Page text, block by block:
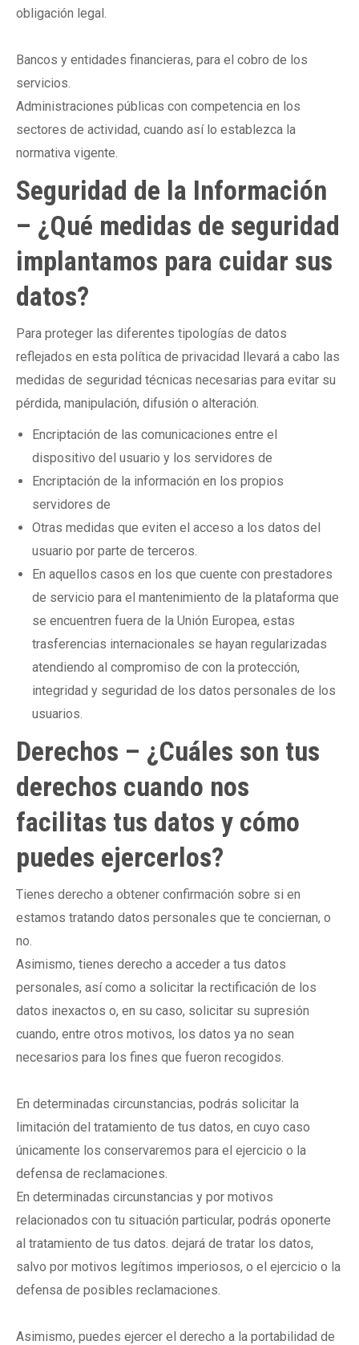
obligación legal.
Bancos y entidades financieras, para el cobro de los
servicios.
Administraciones públicas con competencia en los
sectores de actividad, cuando así lo establezca la
normativa vigente.
Seguridad de la Información
– ¿Qué medidas de seguridad
implantamos para cuidar sus
datos?
Para proteger las diferentes tipologías de datos
reflejados en esta política de privacidad llevará a cabo las
medidas de seguridad técnicas necesarias para evitar su
pérdida, manipulación, difusión o alteración.
Encriptación de las comunicaciones entre el
dispositivo del usuario y los servidores de
Encriptación de la información en los propios
servidores de
Otras medidas que eviten el acceso a los datos del
usuario por parte de terceros.
En aquellos casos en los que cuente con prestadores
de servicio para el mantenimiento de la plataforma que
se encuentren fuera de la Unión Europea, estas
trasferencias internacionales se hayan regularizadas
atendiendo al compromiso de con la protección,
integridad y seguridad de los datos personales de los
usuarios.
Derechos – ¿Cuáles son tus
derechos cuando nos
facilitas tus datos y cómo
puedes ejercerlos?
Tienes derecho a obtener confirmación sobre si en
estamos tratando datos personales que te conciernan, o
no.
Asimismo, tienes derecho a acceder a tus datos
personales, así como a solicitar la rectificación de los
datos inexactos o, en su caso, solicitar su supresión
cuando, entre otros motivos, los datos ya no sean
necesarios para los fines que fueron recogidos.
En determinadas circunstancias, podrás solicitar la
limitación del tratamiento de tus datos, en cuyo caso
únicamente los conservaremos para el ejercicio o la
defensa de reclamaciones.
En determinadas circunstancias y por motivos
relacionados con tu situación particular, podrás oponerte
al tratamiento de tus datos. dejará de tratar los datos,
salvo por motivos legítimos imperiosos, o el ejercicio o la
defensa de posibles reclamaciones.
Asimismo, puedes ejercer el derecho a la portabilidad de